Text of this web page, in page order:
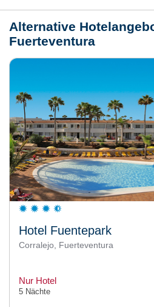
Alternative
Fuerteventura
Hotel Fuentepark
Corralejo, Fuerteventura
Nur Hotel
5 Nächte